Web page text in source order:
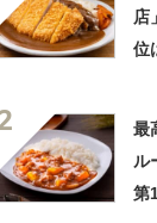
店
位
最
ル
第